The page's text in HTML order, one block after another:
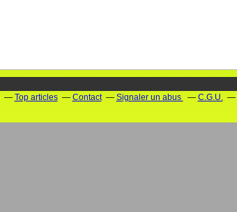
Top articles Contact Signaler un abus C.G.U.